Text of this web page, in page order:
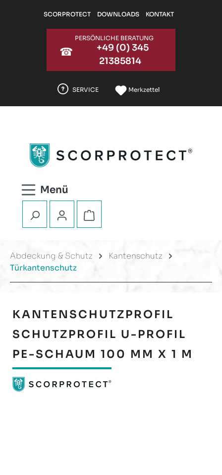
Zum Hauptinhalt springen
SCORPROTECT DOWNLOADS KONTAKT
☎
PERSÖNLICHE BERATUNG
+49 (0) 345
21385814
SERVICE Merkzettel
Warenkorb enthält 0
Abdeckung & Schutz
Kantenschutz
Türkantenschutz
KANTENSCHUTZPROFIL
SCHUTZPROFIL U-PROFIL
PE-SCHAUM 100 MM X 1 M